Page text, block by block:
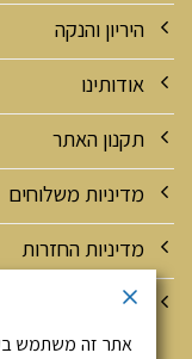
היריון והנקה
אודותינו
תקנון האתר
מדיניות משלוחים
מדיניות החזרות
מדיניות אבטחה
אתר זה משתמש